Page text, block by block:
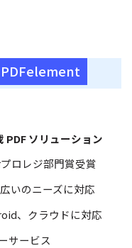
PDFelement
PDF ソリューション
ロレジ部門賞受賞
いのニーズに対応
、クラウドに対応
サービス